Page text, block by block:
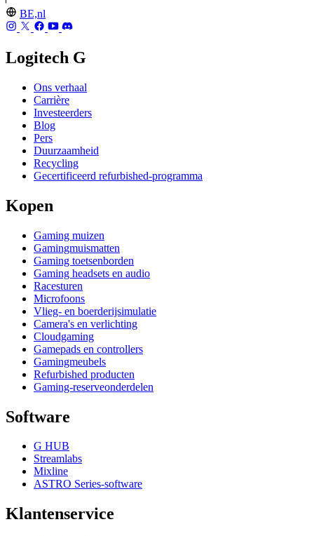
BE,nl
Logitech G
Ons verhaal
Carrière
Investeerders
Blog
Pers
Duurzaamheid
Recycling
Gecertificeerd refurbished-programma
Kopen
Gaming muizen
Gamingmuismatten
Gaming toetsenborden
Gaming headsets en audio
Racesturen
Microfoons
Vlieg- en boerderijsimulatie
Camera's en verlichting
Cloudgaming
Gamepads en controllers
Gamingmeubels
Refurbished producten
Gaming-reserveonderdelen
Software
G HUB
Streamlabs
Mixline
ASTRO Series-software
Klantenservice